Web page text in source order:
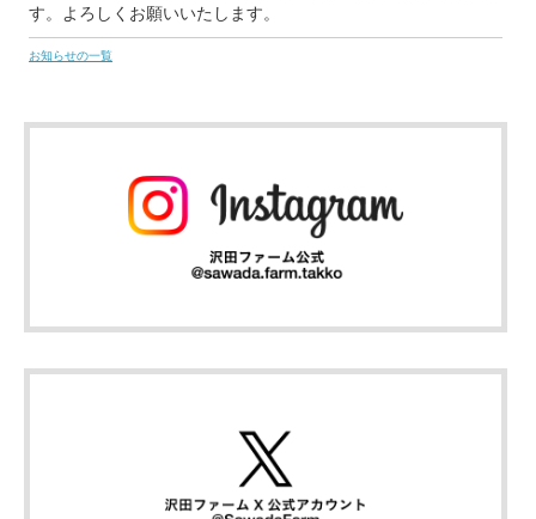
す。よろしくお願いいたします。
お知らせの一覧